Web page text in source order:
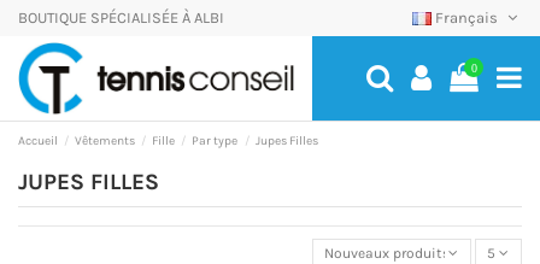
BOUTIQUE SPÉCIALISÉE À ALBI Français
0
Accueil Vêtements Fille Par type Jupes Filles
JUPES FILLES
Nouveaux produits 5